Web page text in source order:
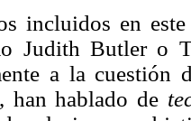
incluidos en
Judith Butler o
a la
han hablado de